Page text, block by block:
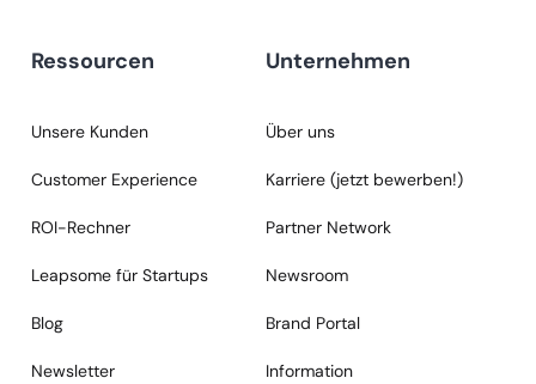
Ressourcen
Unsere Kunden
Customer Experience
ROI-Rechner
Leapsome für Startups
Blog
Newsletter
Unternehmen
Über uns
Karriere (jetzt bewerben!)
Partner Network
Newsroom
Brand Portal
Information